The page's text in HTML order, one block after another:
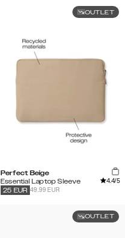
OUTLET
Perfect Beige
Essential Laptop Sleeve
4.4/5
49.99 EUR
25 EUR
OUTLET